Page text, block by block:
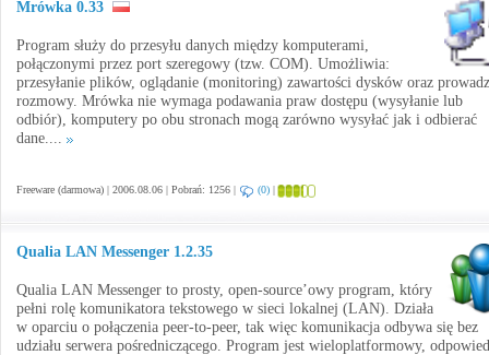
Mrówka 0.33
Program służy do przesyłu danych między komputerami,
połączonymi przez port szeregowy (tzw. COM). Umożliwia:
przesyłanie plików, oglądanie (monitoring) zawartości dysków oraz
rozmowy. Mrówka nie wymaga podawania praw dostępu (wysyłanie lub
odbiór), komputery po obu stronach mogą zarówno wysyłać jak i odbierać
dane....
Freeware (darmowa) | 2006.08.06 | Pobrań: 1256 | (0) |
Qualia LAN Messenger 1.2.35
Qualia LAN Messenger to prosty, open-source’owy program, który
pełni rolę komunikatora tekstowego w sieci lokalnej (LAN). Działa
w oparciu o połączenia peer-to-peer, tak więc komunikacja odbywa się bez
udziału serwera pośredniczącego. Program jest wieloplatformowy,